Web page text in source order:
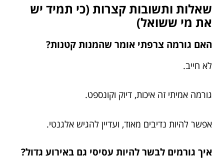
שאלות ותשובות קצרות (כי תמיד יש
את מי ששואל)
האם גורמה צרפתי אומר שהמנות קטנות?
לא חייב.
גורמה אמיתי זה איכות, דיוק וקונספט.
אפשר להיות נדיבים מאוד, ועדיין להגיש אלגנטי.
איך גורמים לבשר להיות עסיסי גם באירוע גדול?